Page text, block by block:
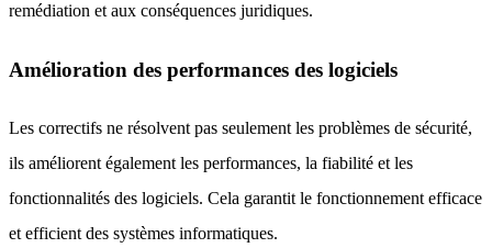
remédiation et aux conséquences juridiques.
Amélioration des performances des logiciels
Les correctifs ne résolvent pas seulement les problèmes de sécurité,
ils améliorent également les performances, la fiabilité et les
fonctionnalités des logiciels. Cela garantit le fonctionnement efficace
et efficient des systèmes informatiques.